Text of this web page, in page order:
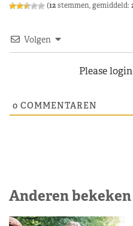
(12stemmen, gemiddeld:
Volgen
Please
0 COMMENTAREN
Anderen